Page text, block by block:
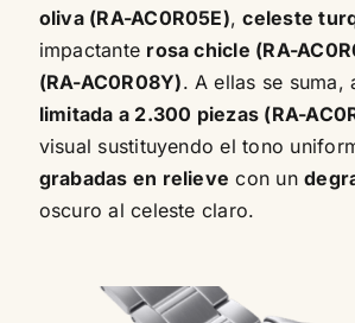
oliva (RA-AC0R05E),celeste
impactante rosa chicle (RA-
(RA-AC0R08Y). A ellas se
limitada a 2.300 piezas (RA-
visual sustituyendo el tono
grabadas en relieve con un
oscuro al celeste claro.